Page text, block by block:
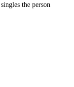
the person